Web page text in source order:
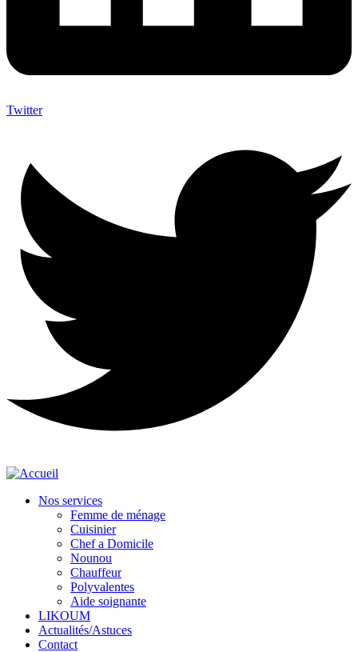
Twitter
Nos services
Femme de ménage
Cuisinier
Chef a Domicile
Nounou
Chauffeur
Polyvalentes
Aide soignante
LIKOUM
Actualités/Astuces
Contact